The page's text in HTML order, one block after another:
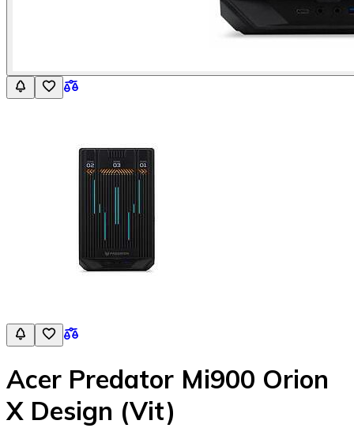
Acer Predator Mi900 Orion
X Design (Vit)